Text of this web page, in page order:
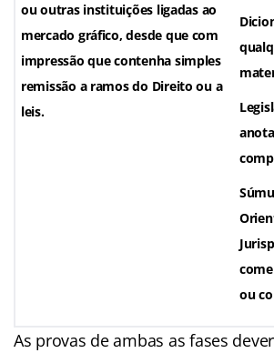
ou outras instituições ligadas ao
mercado gráfico, desde que com
impressão que contenha simples
remissão a ramos do Direito ou a
leis.
ou
As provas de ambas as fases